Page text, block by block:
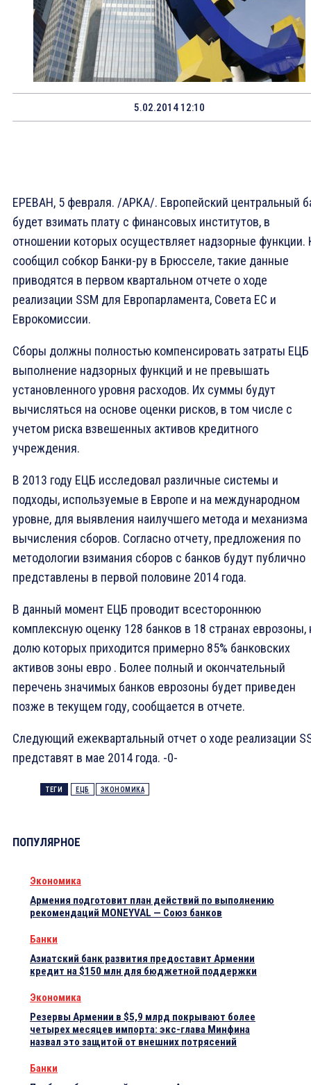
5.02.2014 12:10
ЕРЕВАН, 5 февраля. /АРКА/. Европейский центральный
будет взимать плату с финансовых институтов, в
отношении которых осуществляет надзорные функции.
сообщил собкор Банки-ру в Брюсселе, такие данные
приводятся в первом квартальном отчете о ходе
реализации SSM для Европарламента, Совета ЕС и
Еврокомиссии.
Cборы должны полностью компенсировать затраты ЕЦБ
выполнение надзорных функций и не превышать
установленного уровня расходов. Их суммы будут
вычисляться на основе оценки рисков, в том числе с
учетом риска взвешенных активов кредитного
учреждения.
В 2013 году ЕЦБ исследовал различные системы и
подходы, используемые в Европе и на международном
уровне, для выявления наилучшего метода и механизма
вычисления сборов. Согласно отчету, предложения по
методологии взимания сборов с банков будут публично
представлены в первой половине 2014 года.
В данный момент ЕЦБ проводит всестороннюю
комплексную оценку 128 банков в 18 странах еврозоны,
долю которых приходится примерно 85% банковских
активов зоны евро . Более полный и окончательный
перечень значимых банков еврозоны будет приведен
позже в текущем году, сообщается в отчете.
Следующий ежеквартальный отчет о ходе реализации
представят в мае 2014 года. -0-
ТЕГИ ЕЦБ ЭКОНОМИКА
ПОПУЛЯРНОЕ
Экономика
Армения подготовит план действий по выполнению
рекомендаций MONEYVAL — Союз банков
Банки
Азиатский банк развития предоставит Армении
кредит на $150 млн для бюджетной поддержки
Экономика
Резервы Армении в $5,9 млрд покрывают более
четырех месяцев импорта: экс-глава Минфина
назвал это защитой от внешних потрясений
Банки